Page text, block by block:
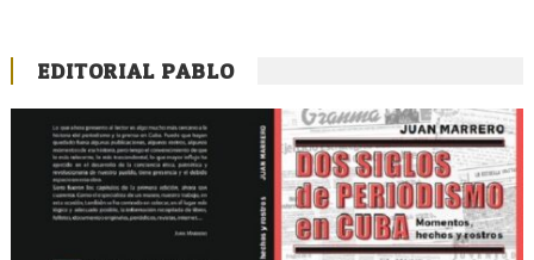
EDITORIAL PABLO